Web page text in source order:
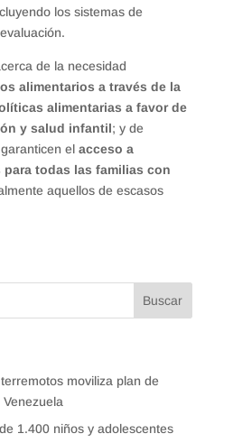
los sistemas de
de la necesidad
alimentarios a través de la
alimentarias a favor de
y salud infantil; y de
el acceso a
todas las familias con
aquellos de escasos
moviliza plan de
1.400 niños y adolescentes